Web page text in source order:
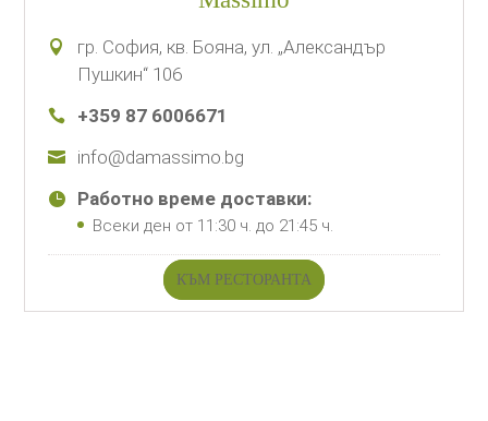
гр. София, кв. Бояна, ул. „Александър
Пушкин“ 106
+359 87 6006671
info@damassimo.bg
Работно време доставки:
Всеки ден от 11:30 ч. до 21:45 ч.
КЪМ РЕСТОРАНТА